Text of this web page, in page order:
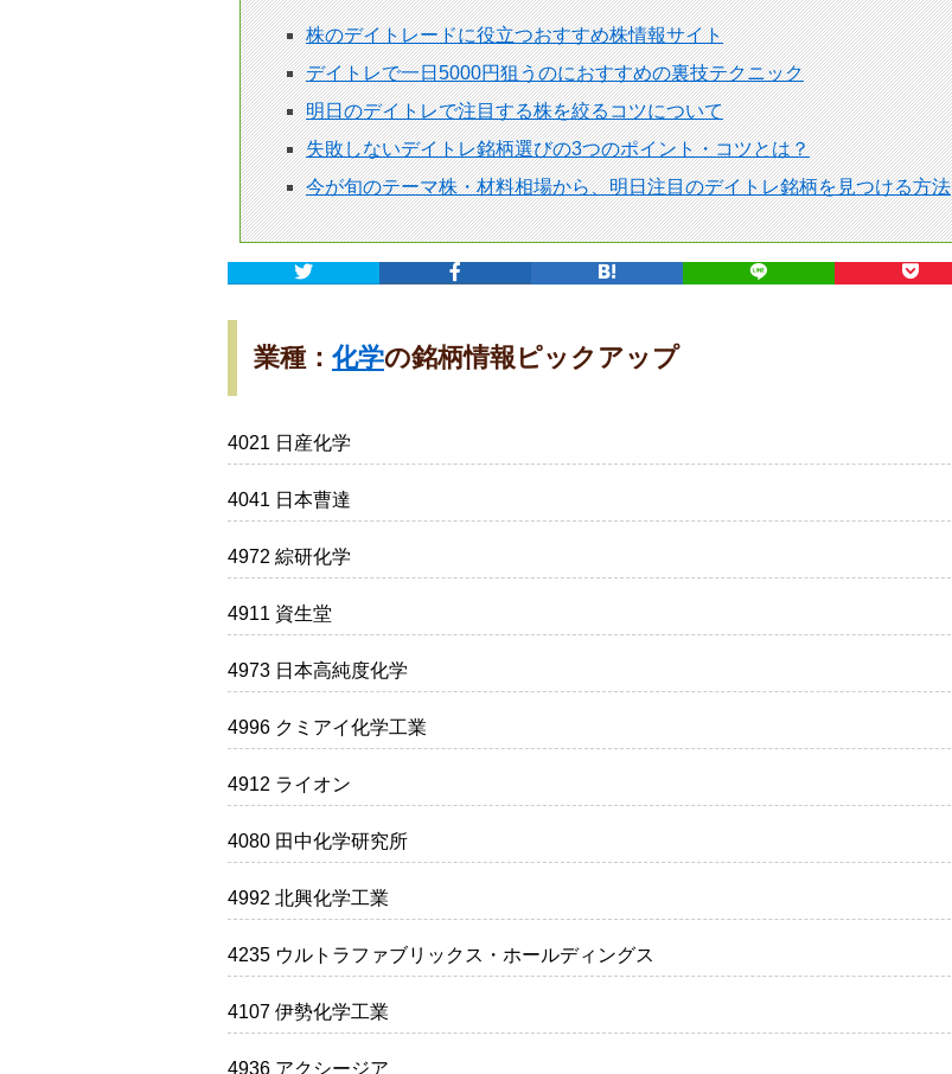
株のデイトレードに役立つおすすめ株情報サイト
デイトレで一日5000円狙うのにおすすめの裏技テクニック
明日のデイトレで注目する株を絞るコツについて
失敗しないデイトレ銘柄選びの3つのポイント・コツとは？
今が旬のテーマ株・材料相場から、明日注目のデイトレ銘柄を見つける方法
業種： 化学の銘柄情報ピックアップ
4021 日産化学
4041 日本曹達
4972 綜研化学
4911 資生堂
4973 日本高純度化学
4996 クミアイ化学工業
4912 ライオン
4080 田中化学研究所
4992 北興化学工業
4235 ウルトラファブリックス・ホールディングス
4107 伊勢化学工業
4936 アクシージア